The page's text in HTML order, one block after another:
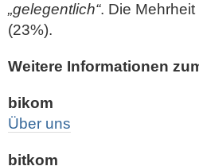
„gelegentlich“. Die
(23%).
Weitere Informationen
bikom
Über uns
bitkom